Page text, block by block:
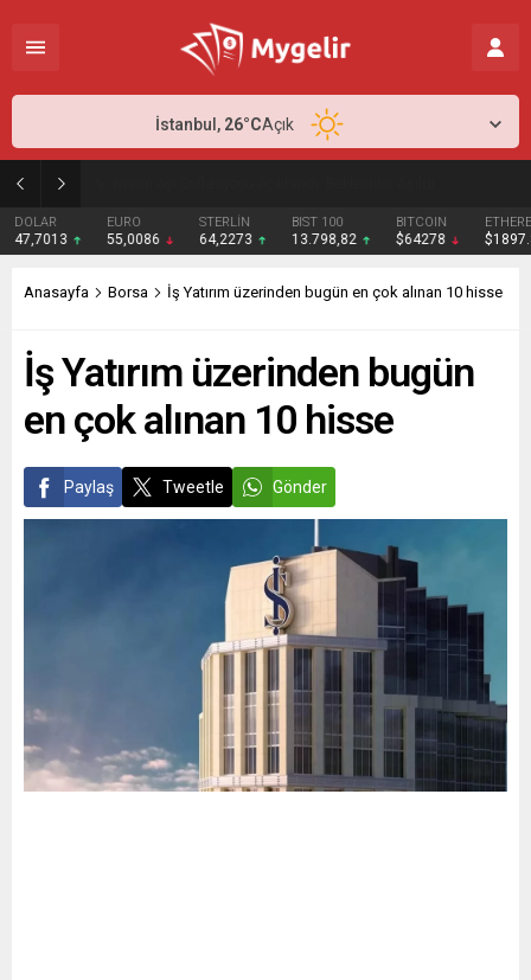
DOLAR
47,7013
EURO
55,0086
STERLİN
64,2273
BIST 100
13.798,82
BITCOIN
$64278
İstanbul, 26°CAçık
Anasayfa Borsa İş Yatırım üzerinden bugün en çok alınan 10 hisse
İş Yatırım üzerinden bugün
en çok alınan 10 hisse
Paylaş Tweetle Gönder